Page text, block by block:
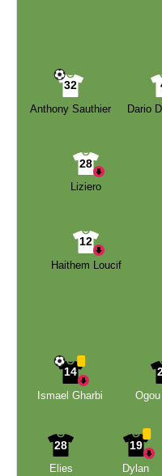
32
Anthony Sauthier
Dario
28
Liziero
12
Haithem Loucif
14
Ismael Gharbi
28
Elies
19
Dylan